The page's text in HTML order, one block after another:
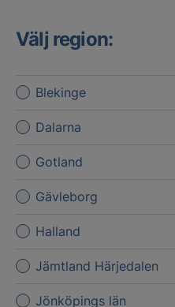
Välj region:
Blekinge
Dalarna
Gotland
Gävleborg
Halland
Jämtland Härjedalen
Jönköpings län